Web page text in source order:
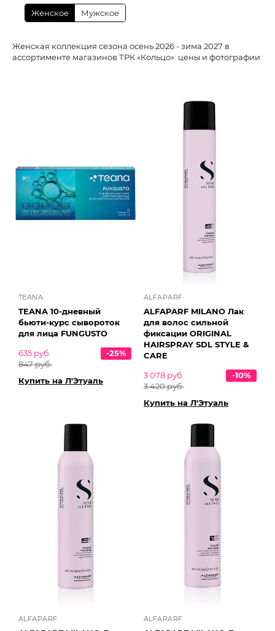
Женское Мужское
Женская коллекция сезона осень 2026 - зима 2027 в
ассортименте магазинов ТРК «Кольцо»: цены и фотографии
TEANA
TEANA 10-дневный
бьюти-курс сывороток
для лица FUNGUSTO
635 руб.
847 руб.
-25%
Купить на Л'Этуаль
ALFAPARF
ALFAPARF MILANO Лак
для волос сильной
фиксации ORIGINAL
HAIRSPRAY SDL STYLE &
CARE
3 078 руб.
3 420 руб.
-10%
Купить на Л'Этуаль
ALFAPARF ALFAPARF